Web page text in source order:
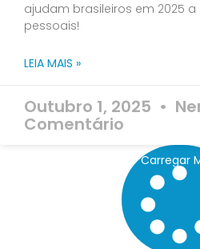
ajudam brasileiros em 2025
pessoais!
LEIA MAIS »
Outubro 1, 2025
Comentário
Carregar